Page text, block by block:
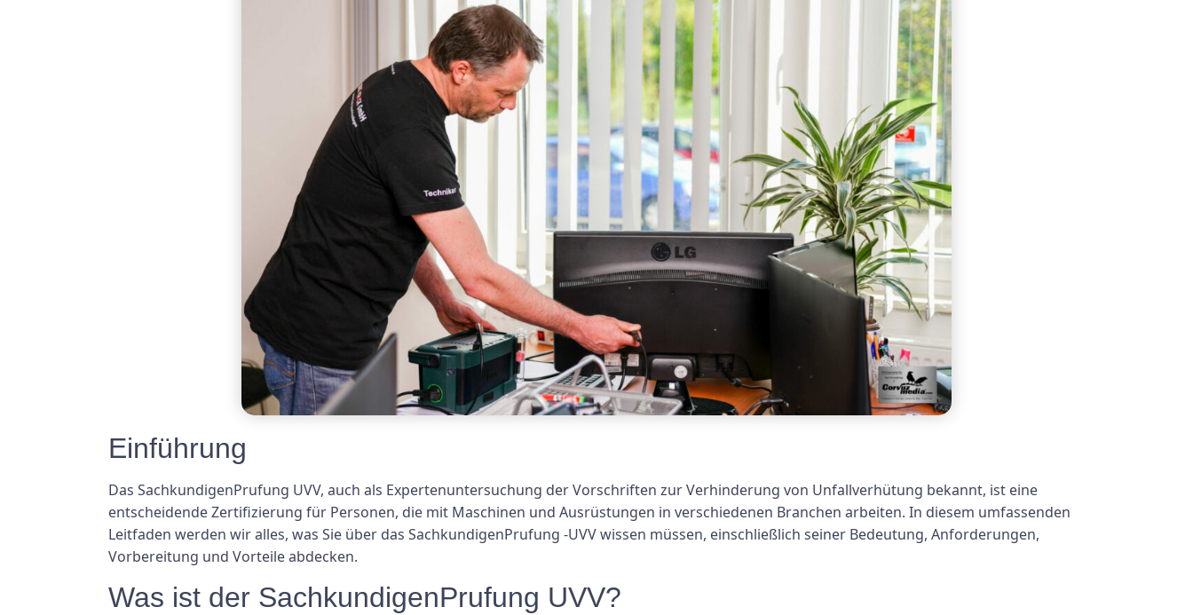
Einführung
Das SachkundigenPrufung UVV, auch als Expertenuntersuchung der Vorschriften zur Verhinderung von Unfallverhütung bekannt, ist eine
entscheidende Zertifizierung für Personen, die mit Maschinen und Ausrüstungen in verschiedenen Branchen arbeiten. In diesem umfassenden
Leitfaden werden wir alles, was Sie über das SachkundigenPrufung -UVV wissen müssen, einschließlich seiner Bedeutung, Anforderungen,
Vorbereitung und Vorteile abdecken.
Was ist der SachkundigenPrufung UVV?